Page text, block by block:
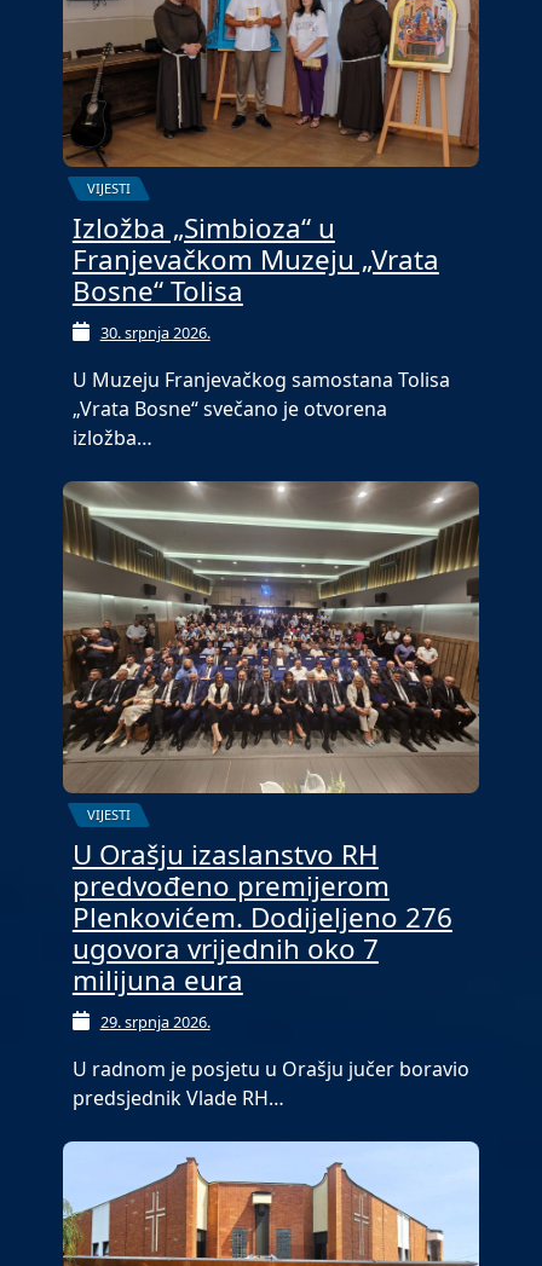
VIJESTI
Izložba „Simbioza“ u
Franjevačkom Muzeju „Vrata
Bosne“ Tolisa
30. srpnja 2026.
U Muzeju Franjevačkog samostana Tolisa
„Vrata Bosne“ svečano je otvorena
izložba…
VIJESTI
U Orašju izaslanstvo RH
predvođeno premijerom
Plenkovićem. Dodijeljeno 276
ugovora vrijednih oko 7
milijuna eura
29. srpnja 2026.
U radnom je posjetu u Orašju jučer boravio
predsjednik Vlade RH…